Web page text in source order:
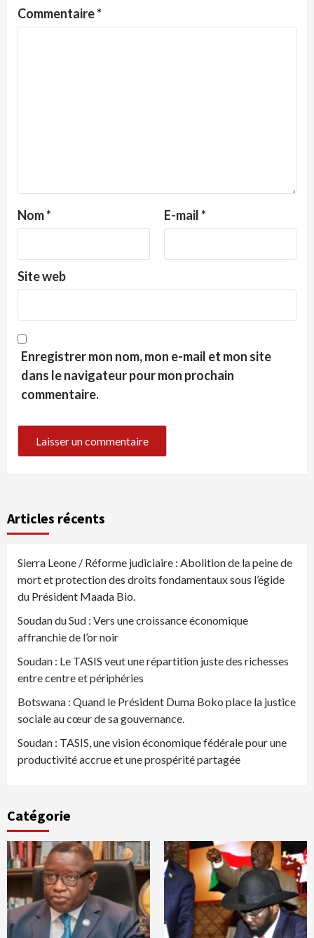
Commentaire*
Nom* E-mail*
Site web
Enregistrer mon nom, mon e-mail et mon site
dans le navigateur pour mon prochain
commentaire.
Articles récents
Sierra Leone / Réforme judiciaire : Abolition de la peine de
mort et protection des droits fondamentaux sous l’égide
du Président Maada Bio.
Soudan du Sud : Vers une croissance économique
affranchie de l’or noir
Soudan : Le TASIS veut une répartition juste des richesses
entre centre et périphéries
Botswana : Quand le Président Duma Boko place la justice
sociale au cœur de sa gouvernance.
Soudan : TASIS, une vision économique fédérale pour une
productivité accrue et une prospérité partagée
Catégorie